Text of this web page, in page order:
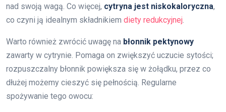
nad swoją wagą. Co więcej, cytryna jest niskokaloryczna,
co czyni ją idealnym składnikiem diety redukcyjnej
Warto również zwrócić uwagę na błonnik pektynowy
zawarty w cytrynie. Pomaga on zwiększyć uczucie sytości;
rozpuszczalny błonnik powiększa się w żołądku, przez co
dłużej możemy cieszyć się pełnością. Regularne
spożywanie tego owocu: